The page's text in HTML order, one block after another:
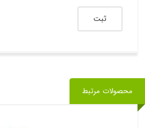
محصولات مرتبط